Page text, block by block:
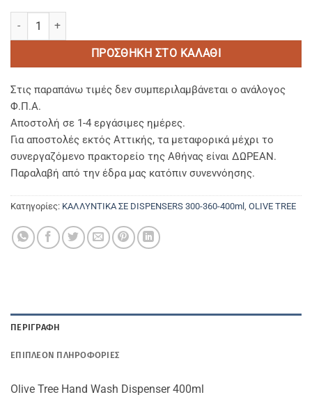
Olive Tree Hand Wash Dispenser 400ml ποσότητα
ΠΡΟΣΘΉΚΗ ΣΤΟ ΚΑΛΆΘΙ
Στις παραπάνω τιμές δεν συμπεριλαμβάνεται ο ανάλογος
Φ.Π.Α.
Αποστολή σε 1-4 εργάσιμες ημέρες.
Για αποστολές εκτός Αττικής, τα μεταφορικά μέχρι το
συνεργαζόμενο πρακτορείο της Αθήνας είναι ΔΩΡΕΑΝ.
Παραλαβή από την έδρα μας κατόπιν συνεννόησης.
Κατηγορίες: KAΛΛΥΝΤΙΚΑ ΣΕ DISPENSERS 300-360-400ml , OLIVE TREE
ΠΕΡΙΓΡΑΦΉ
ΕΠΙΠΛΈΟΝ ΠΛΗΡΟΦΟΡΊΕΣ
Olive Tree Hand Wash Dispenser 400ml